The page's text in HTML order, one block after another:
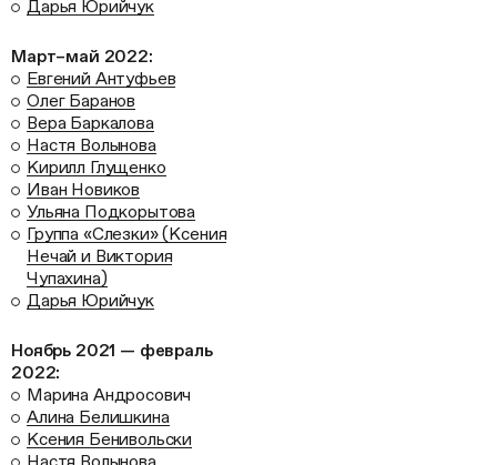
Дарья Юрийчук
Март–май 2022:
Евгений Антуфьев
Олег Баранов
Вера Баркалова
Настя Волынова
Кирилл Глущенко
Иван Новиков
Ульяна Подкорытова
Группа «Слезки» (Ксения
Нечай и Виктория
Чупахина)
Дарья Юрийчук
Ноябрь 2021 — февраль
2022:
Марина Андросович
Алина Белишкина
Ксения Бенивольски